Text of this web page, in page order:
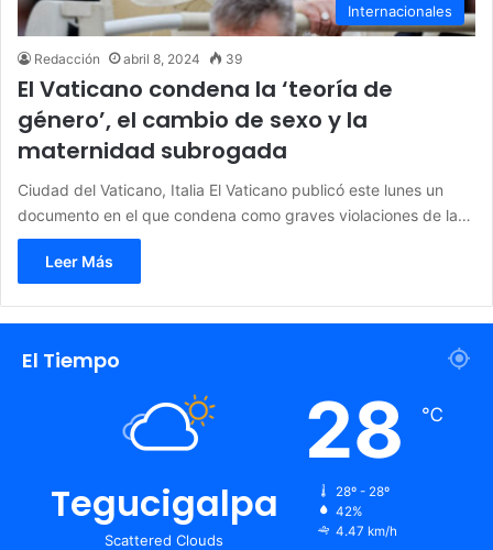
Internacionales
Redacción abril 8, 2024 39
El Vaticano condena la ‘teoría de
género’, el cambio de sexo y la
maternidad subrogada
Ciudad del Vaticano, Italia El Vaticano publicó este lunes un
documento en el que condena como graves violaciones de la…
Leer Más
El Tiempo
Tegucigalpa
Scattered Clouds
28 ℃
28º - 28º
42%
4.47 km/h